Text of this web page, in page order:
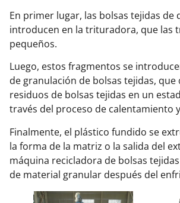
En primer lugar, las bolsas tejidas de
introducen en la trituradora, que las
pequeños.
Luego, estos fragmentos se
de granulación de bolsas tejidas, que
residuos de bolsas tejidas en un
través del proceso de calentamiento
Finalmente, el plástico fundido se
la forma de la matriz o la salida del
máquina recicladora de bolsas
de material granular después del